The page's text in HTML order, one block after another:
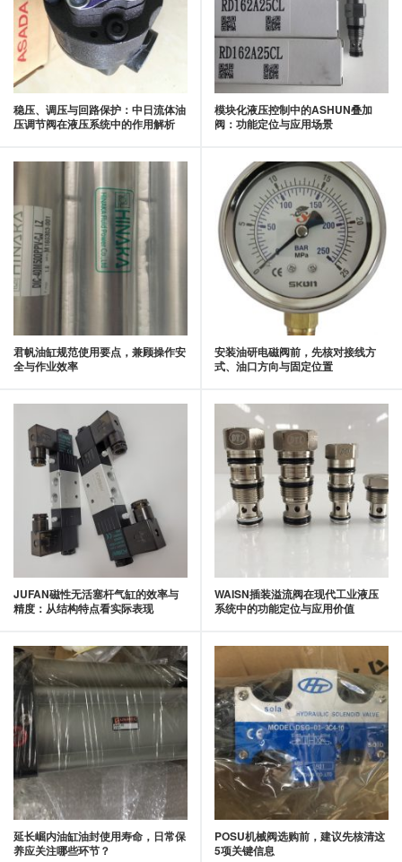
稳压、调压与回路保护：中日流体油
压调节阀在液压系统中的作用解析
模块化液压控制中的ASHUN叠加
阀：功能定位与应用场景
君帆油缸规范使用要点，兼顾操作安
全与作业效率
安装油研电磁阀前，先核对接线方
式、油口方向与固定位置
JUFAN磁性无活塞杆气缸的效率与
精度：从结构特点看实际表现
WAISN插装溢流阀在现代工业液压
系统中的功能定位与应用价值
延长崛内油缸油封使用寿命，日常保
养应关注哪些环节？
POSU机械阀选购前，建议先核清这
5项关键信息